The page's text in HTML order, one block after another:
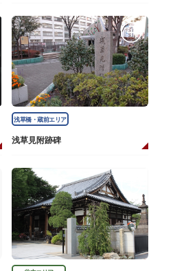
浅草橋・蔵前エリア
浅草見附跡碑